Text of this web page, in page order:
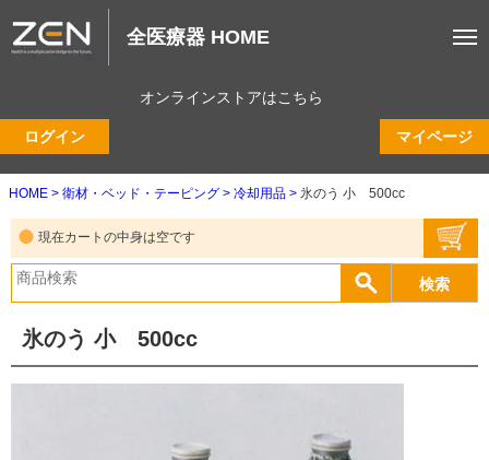
全医療器 HOME
オンラインストアはこちら
ログイン マイページ
HOME 衛材・ベッド・テーピング 冷却用品 氷のう 小 500cc
現在カートの中身は空です
氷のう 小 500cc